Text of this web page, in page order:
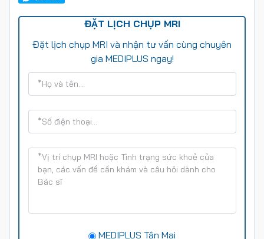
ĐẶT LỊCH CHỤP MRI
Đặt lịch chụp MRI và nhận tư vấn cùng chuyên
gia MEDIPLUS ngay!
MEDIPLUS Tân Mai